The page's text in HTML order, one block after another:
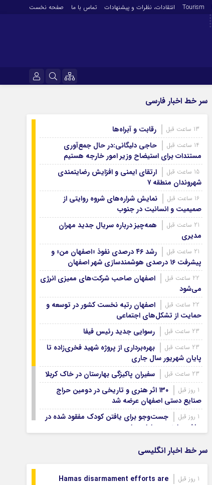
Tourism انتقادات‌، نظرات و پیشنهادات تماس با ما صفحه نخست
رمز عبور
مرا به خاطر بسپار
آرشیو ۱۴۰۵
آرشیو ۱۴۰۴
آرشیو ۱۴۰۳
آرشیو ۱۴۰۱
آرشیو ۱۴۰۰
آرشیو ۱۳۹۹
آرشیو ۱۳۹۷
سر خط اخبار فارسی
رقابت و آبراه‌ها
حاجی دلیگانی:در حال جمع‌آوری
مستندات برای استیضاح وزیر امور خارجه هستیم
ارتقای ایمنی و افزایش رضایتمندی
شهروندان منطقه ۷
نمایش شراره‌های شروه روایتی از
صمیمیت و انسانیت در جنوب
همه‌چیز درباره سریال جدید مهران
مدیری
رشد ۴۶ درصدی نفوذ «اصفهان من» و
پیشرفت ۱۶ درصدی هوشمندسازی شهر اصفهان
اصفهان صاحب شرکت‌های ممیزی انرژی
می‌شود
اصفهان رتبه نخست کشور در توسعه و
حمایت از تشکل‌های اجتماعی
رسوایی جدید رئیس فیفا
بهره‌برداری از پروژه شهید فخری‌زاده تا
پایان شهریور سال جاری
سفیران پاکیزگی بهارستان در خاک کربلا
۱۳۰ اثر هنری و تاریخی در دومین حراج
صنایع دستی اصفهان عرضه شد
جست‌وجو برای یافتن کودک مفقود شده در
حاشیه زاینده‌رود ادامه دارد
۷۴ هزار زائر اصفهانی اربعین با اتوبوس
بازگشتند
شد
سر خط اخبار انگلیسی
Hamas disarmament efforts are